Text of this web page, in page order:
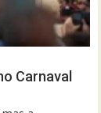
Carnaval